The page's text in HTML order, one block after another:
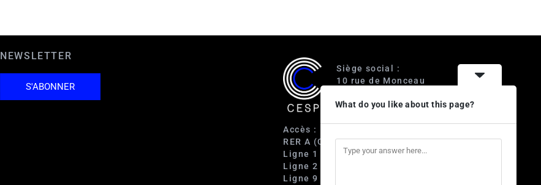
NEWSLETTER
S'ABONNER
Siège social :
10 rue de Monceau
Accès :
RER A (Charles de Gaulle-Étoile)
Ligne 1 (George V)
Ligne 2 (Courcelles)
Ligne 9 (Saint-Philippe du Roule)
What do you like about this page?